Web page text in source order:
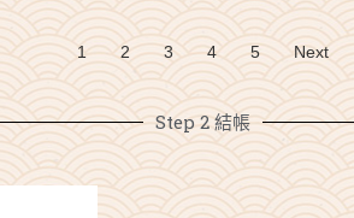
1 2 3 4 5 Next
Step 2 結帳